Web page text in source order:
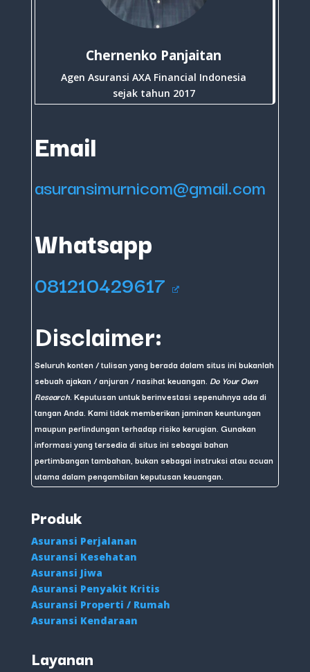
Chernenko Panjaitan
Agen Asuransi AXA Financial Indonesia
sejak tahun 2017
Email
asuransimurnicom@gmail.com
Whatsapp
081210429617
Disclaimer:
Seluruh konten / tulisan yang berada dalam situs ini bukanlah
sebuah ajakan / anjuran / nasihat keuangan. Do Your Own
Research . Keputusan untuk berinvestasi sepenuhnya ada di
tangan Anda. Kami tidak memberikan jaminan keuntungan
maupun perlindungan terhadap risiko kerugian. Gunakan
informasi yang tersedia di situs ini sebagai bahan
pertimbangan tambahan, bukan sebagai instruksi atau acuan
utama dalam pengambilan keputusan keuangan.
Produk
Asuransi Perjalanan
Asuransi Kesehatan
Asuransi Jiwa
Asuransi Penyakit Kritis
Asuransi Properti / Rumah
Asuransi Kendaraan
Layanan